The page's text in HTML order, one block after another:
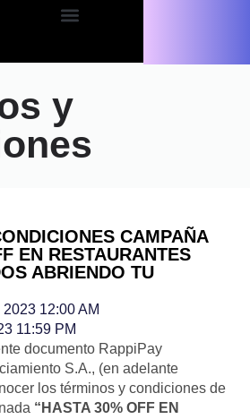
Empresas
y
CAMPAÑA
EN RESTAURANTES
ABRIENDO TU
12:00 AM
11:59 PM
documento RappiPay
S.A., (en adelante
los términos y condiciones de
“HASTA 30% OFF EN